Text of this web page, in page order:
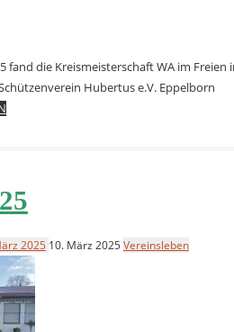
fand die Kreismeisterschaft WA im Freien
Hubertus e.V. Eppelborn
2025 10. März 2025Vereinsleben